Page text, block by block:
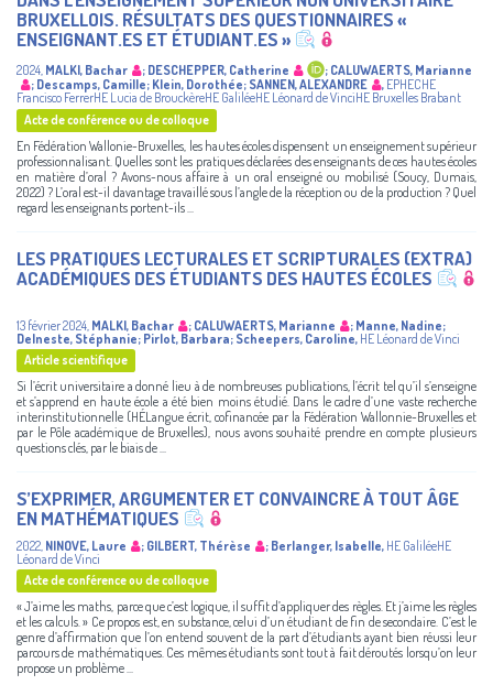
BRUXELLOIS.​ RÉSULTATS DES QUESTIONNAIRES «
ENSEIGNANT.ES ET ÉTUDIANT.ES »​
2024, MALKI, Bachar ; DESCHEPPER, Catherine ; CALUWAERTS, Marianne
; Descamps, Camille; Klein, Dorothée; SANNEN, ALEXANDRE , EPHECHE
Francisco FerrerHE Lucia de BrouckèreHE GaliléeHE Léonard de VinciHE Bruxelles Brabant
Acte de conférence ou de colloque
En Fédération Wallonie-Bruxelles, les hautes écoles dispensent un enseignement supérieur
professionnalisant. Quelles sont les pratiques déclarées des enseignants de ces hautes écoles
en matière d’oral ? Avons-nous affaire à un oral enseigné ou mobilisé (Soucy, Dumais,
2022) ? L’oral est-il davantage travaillé sous l’angle de la réception ou de la production ? Quel
regard les enseignants portent-ils ...
LES PRATIQUES LECTURALES ET SCRIPTURALES (EXTRA)
ACADÉMIQUES DES ÉTUDIANTS DES HAUTES ÉCOLES
13 février 2024 MALKI, Bachar ; CALUWAERTS, Marianne ; Manne, Nadine;
Delneste, Stéphanie; Pirlot, Barbara; Scheepers, Caroline, HE Léonard de Vinci
Article scientifique
Si l’écrit universitaire a donné lieu à de nombreuses publications, l’écrit tel qu’il s’enseigne
et s’apprend en haute école a été bien moins étudié. Dans le cadre d’une vaste recherche
interinstitutionnelle (HÉLangue écrit, cofinancée par la Fédération Wallonnie-Bruxelles et
par le Pôle académique de Bruxelles), nous avons souhaité prendre en compte plusieurs
questions clés, par le biais de ...
S’EXPRIMER, ARGUMENTER ET CONVAINCRE À TOUT ÂGE
EN MATHÉMATIQUES
2022 NINOVE, Laure ; GILBERT, Thérèse ; Berlanger, Isabelle, HE GaliléeHE
Léonard de Vinci
Acte de conférence ou de colloque
« J’aime les maths, parce que c’est logique, il suffit d’appliquer des règles. Et j’aime les règles
et les calculs. » Ce propos est, en substance, celui d’un étudiant de fin de secondaire. C’est le
genre d’affirmation que l’on entend souvent de la part d’étudiants ayant bien réussi leur
parcours de mathématiques. Ces mêmes étudiants sont tout à fait déroutés lorsqu’on leur
propose un problème ...